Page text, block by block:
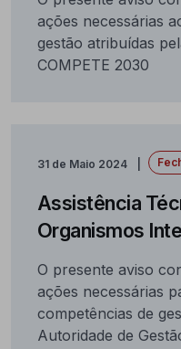
ações necessárias
gestão atribuídas
COMPETE 2030
31 de Maio 2024
Assistência
Organismos
O presente aviso
ações necessárias
competências de
Autoridade de